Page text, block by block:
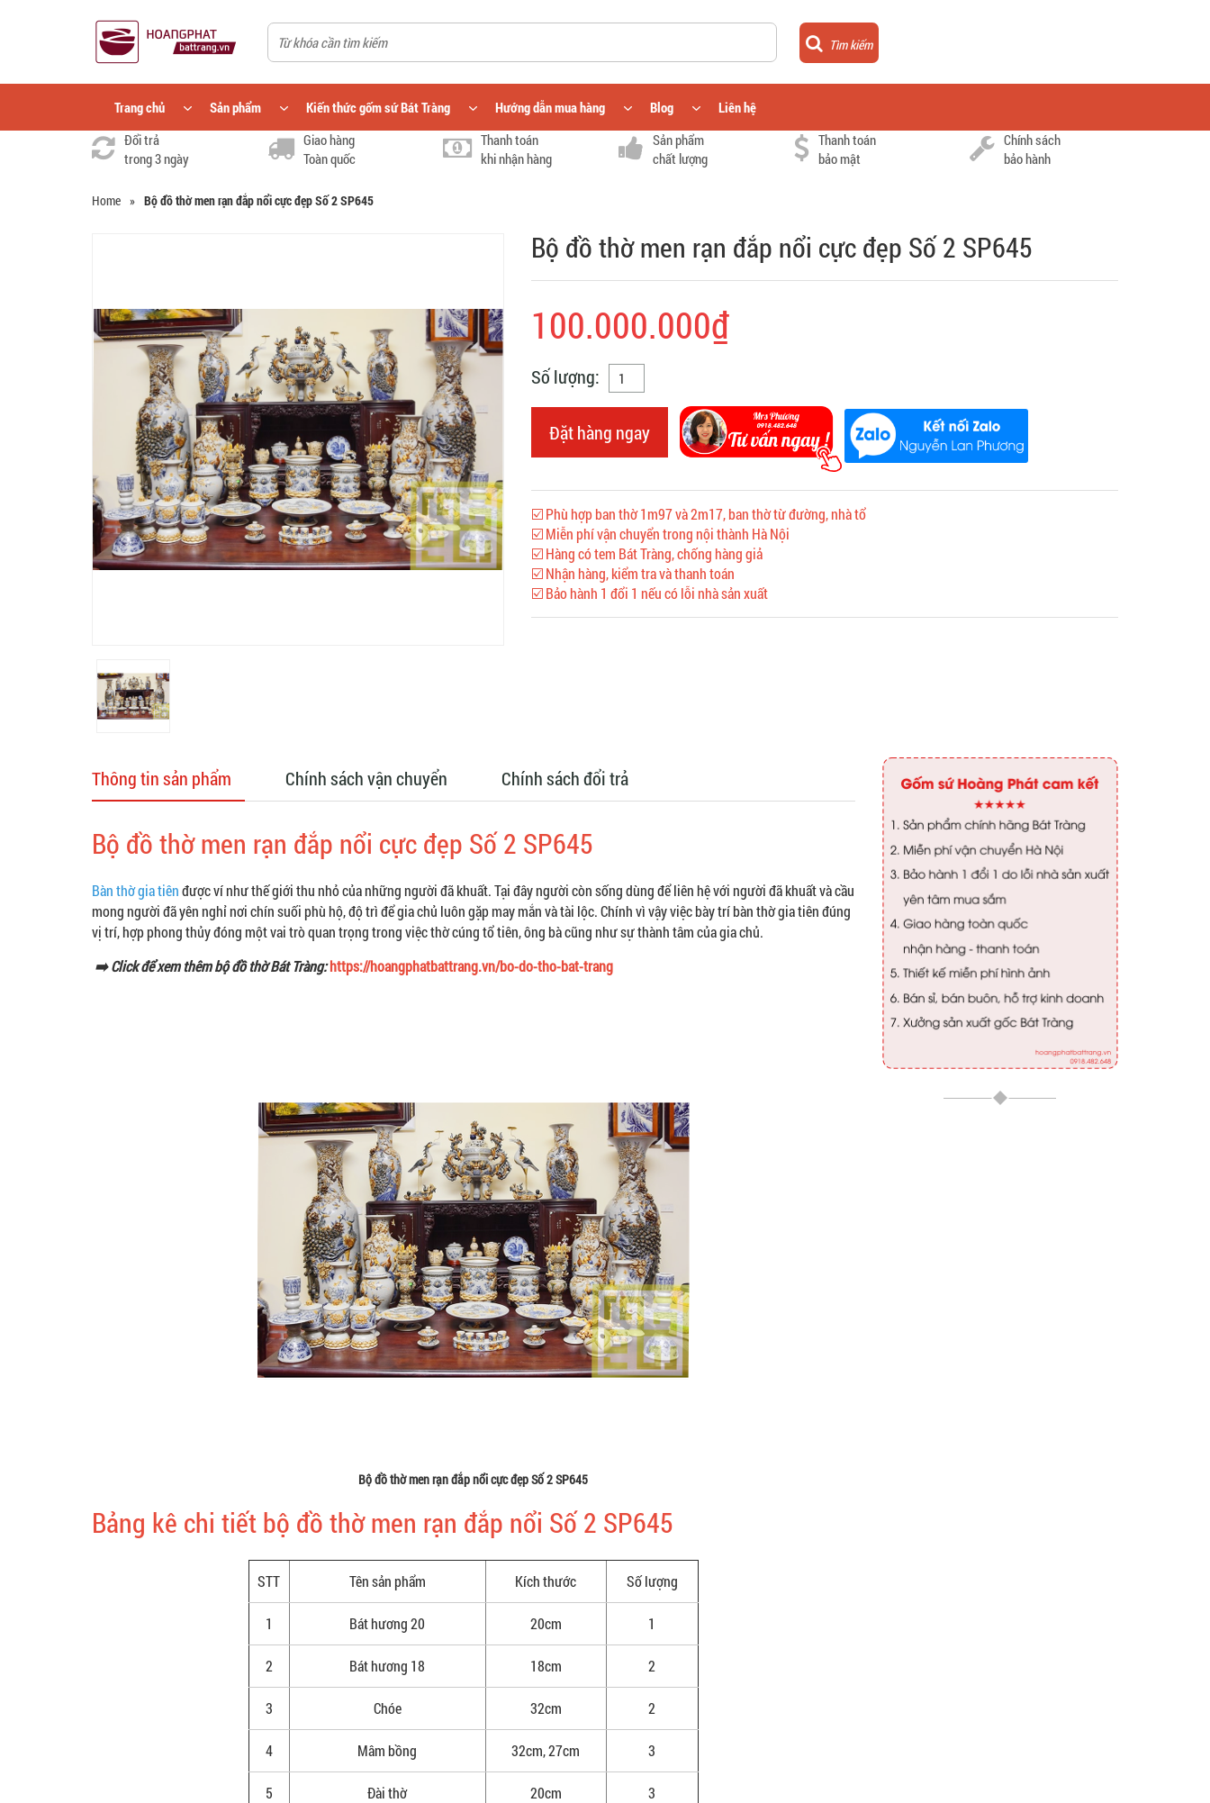
Tìm kiếm
Trang chủ Sản phẩm Kiến thức gốm sứ Bát Tràng Hướng dẫn mua hàng Blog
Liên hệ
Đổi trả
trong 3 ngày
Giao hàng
Toàn quốc
Thanh toán
khi nhận hàng
Sản phẩm
chất lượng
Thanh toán
bảo mật
Chính sách
bảo hành
Home » Bộ đồ thờ men rạn đắp nổi cực đẹp Số 2 SP645
Bộ đồ thờ men rạn đắp nổi cực đẹp Số 2 SP645
100.000.000₫
Số lượng:
Đặt hàng ngay
☑️ Phù hợp ban thờ 1m97 và 2m17, ban thờ từ đường, nhà tổ
☑️ Miễn phí vận chuyển trong nội thành Hà Nội
☑️ Hàng có tem Bát Tràng, chống hàng giả
☑️ Nhận hàng, kiểm tra và thanh toán
☑️ Bảo hành 1 đổi 1 nếu có lỗi nhà sản xuất
Thông tin sản phẩm Chính sách vận chuyển Chính sách đổi trả
Bộ đồ thờ men rạn đắp nổi cực đẹp Số 2 SP645
Bàn thờ gia tiênđược ví như thế giới thu nhỏ của những người đã khuất. Tại đây người còn sống dùng để liên hệ với người đã khuất và cầu
mong người đã yên nghỉ nơi chín suối phù hộ, độ trì để gia chủ luôn gặp may mắn và tài lộc. Chính vì vậy việc bày trí bàn thờ gia tiên đúng
vị trí, hợp phong thủy đóng một vai trò quan trọng trong việc thờ cúng tổ tiên, ông bà cũng như sự thành tâm của gia chủ.
➡️ Click để xem thêm bộ đồ thờ Bát Tràng:https://hoangphatbattrang.vn/bo-do-tho-bat-trang
Bộ đồ thờ men rạn đắp nổi cực đẹp Số 2 SP645
Bảng kê chi tiết bộ đồ thờ men rạn đắp nổi Số 2 SP645
STT Tên sản phẩm Kích thước Số lượng
1 Bát hương 20 20cm 1
2 Bát hương 18 18cm 2
3 Chóe 32cm 2
4 Mâm bồng 32cm, 27cm 3
5 Đài thờ 20cm 3